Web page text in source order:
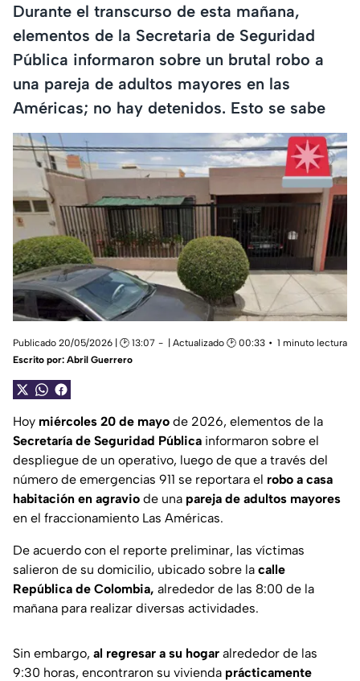
Durante el transcurso de esta mañana,
elementos de la Secretaria de Seguridad
Pública informaron sobre un brutal robo a
una pareja de adultos mayores en las
Américas; no hay detenidos. Esto se sabe
Publicado 20/05/2026 | 🕑 13:07 | Actualizado 🕑 00:33
1 minuto lectura
Escrito por: Abril Guerrero
Hoy miércoles 20 de mayo de 2026, elementos de la
Secretaría de Seguridad Pública informaron sobre el
despliegue de un operativo, luego de que a través del
número de emergencias 911 se reportara el robo a casa
habitación en agravio de una pareja de adultos mayores
en el fraccionamiento Las Américas.
De acuerdo con el reporte preliminar, las víctimas
salieron de su domicilio, ubicado sobre la calle
República de Colombia, alrededor de las 8:00 de la
mañana para realizar diversas actividades.
Sin embargo, al regresar a su hogar alrededor de las
9:30 horas, encontraron su vivienda prácticamente